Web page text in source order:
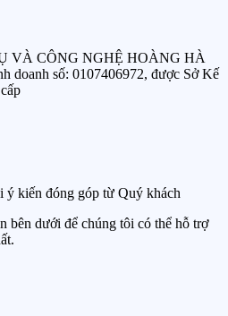
VÀ CÔNG NGHỆ HOÀNG HÀ
doanh số: 0107406972, được Sở Kế
ý kiến đóng góp từ Quý khách
bên dưới để chúng tôi có thể hỗ trợ